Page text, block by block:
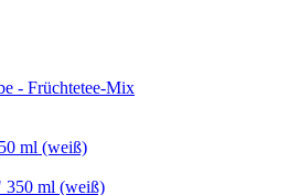
ml (weiß)